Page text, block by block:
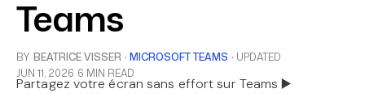
Teams
BY BEATRICE VISSER · MICROSOFT TEAMS · UPDATED
JUN 11, 2026 6 MIN READ
Partagez votre écran sans effort sur Teams ▶️